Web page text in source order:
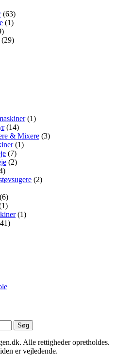
(63)
(1)
(29)
(1)
(14)
& Mixere (3)
(1)
(7)
(2)
(2)
(6)
(1)
Alle rettigheder opretholdes.
er vejledende.